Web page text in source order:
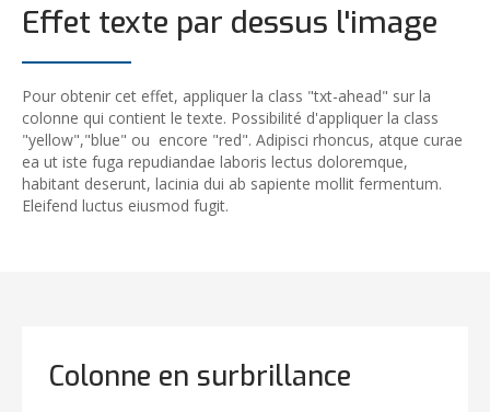
Effet texte par dessus l'image
Pour obtenir cet effet, appliquer la class "txt-ahead" sur la
colonne qui contient le texte. Possibilité d'appliquer la class
"yellow","blue" ou encore "red". Adipisci rhoncus, atque curae
ea ut iste fuga repudiandae laboris lectus doloremque,
habitant deserunt, lacinia dui ab sapiente mollit fermentum.
Eleifend luctus eiusmod fugit.
Colonne en surbrillance